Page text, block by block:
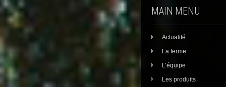
MAIN MENU
Actualité
La ferme
L’équipe
Les produits